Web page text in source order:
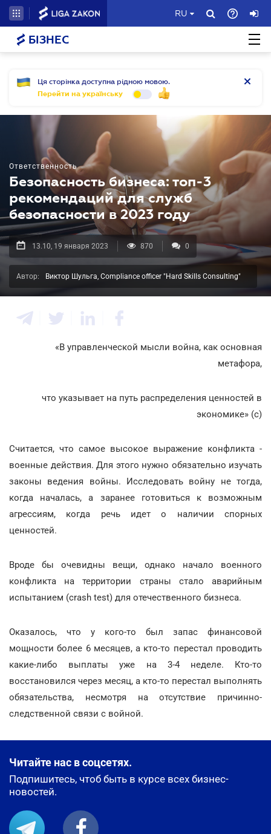
RU
БІЗНЕС
Ця сторінка доступна рідною мовою.
Перейти на українську
Ответственность
Безопасность бизнеса: топ-3
рекомендаций для служб
безопасности в 2023 году
13.10, 19 января 2023 870 0
Автор: Виктор Шульга, Compliance officer "Hard Skills Consulting"
«В управленческой мысли война, как основная
метафора,
что указывает на путь распределения ценностей в
экономике» (с)
Считается, что самое высокое выражение конфликта -
военные действия. Для этого нужно обязательно изучать
законы ведения войны. Исследовать войну не тогда,
когда началась, а заранее готовиться к возможным
агрессиям, когда речь идет о наличии спорных
ценностей.
Вроде бы очевидны вещи, однако начало военного
конфликта на территории страны стало аварийным
испытанием (crash test) для отечественного бизнеса.
Оказалось, что у кого-то был запас финансовой
мощности более 6 месяцев, а кто-то перестал проводить
какие-либо выплаты уже на 3-4 неделе. Кто-то
восстановился через месяц, а кто-то перестал выполнять
обязательства, несмотря на отсутствие причинно-
следственной связи с войной.
Читайте нас в соцсетях.
Подпишитесь, чтоб быть в курсе всех бизнес-
новостей.